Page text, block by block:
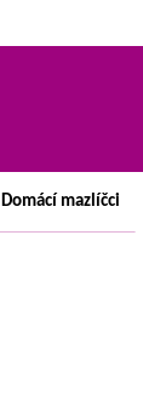
Domácí mazlíčci